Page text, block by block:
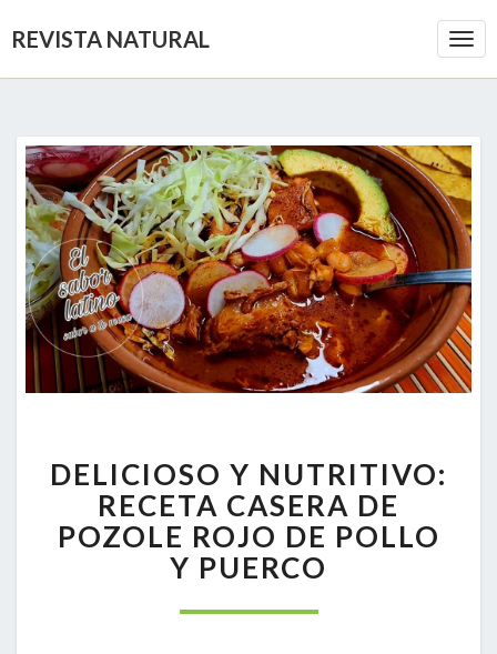
REVISTA NATURAL
Y
NUTRITIVO:
RECETA
CASERA
DE
ROJO
DELICIOSO Y NUTRITIVO:
RECETA CASERA DE
POZOLE ROJO DE POLLO
Y PUERCO